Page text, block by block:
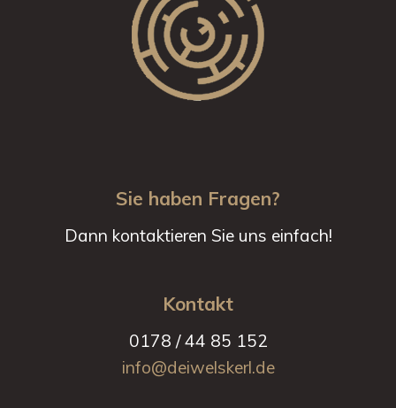
Sie haben Fragen?
Dann kontaktieren Sie uns einfach!
Kontakt
0178 / 44 85 152
info@deiwelskerl.de